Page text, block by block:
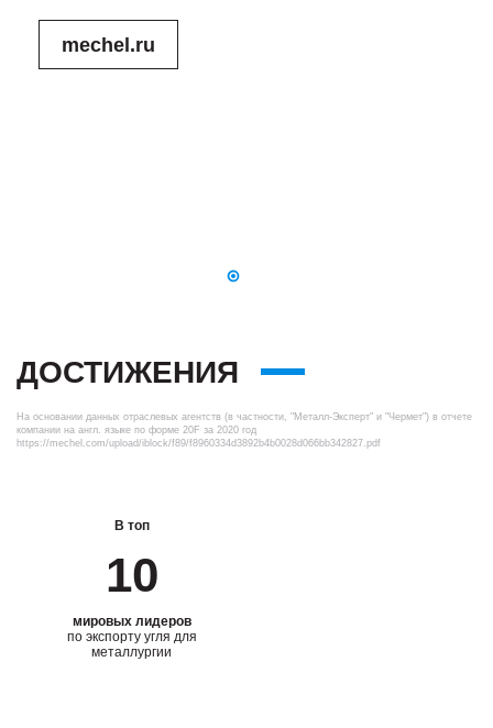
mechel.ru
ДОСТИЖЕНИЯ
На основании данных отраслевых агентств (в частности, "Металл-Эксперт" и "Чермет") в отчете
компании на англ. языке по форме 20F за 2020 год
https://mechel.com/upload/iblock/f89/f8960334d3892b4b0028d066bb342827.pdf
В топ
10
мировых лидеров
по экспорту угля для
металлургии